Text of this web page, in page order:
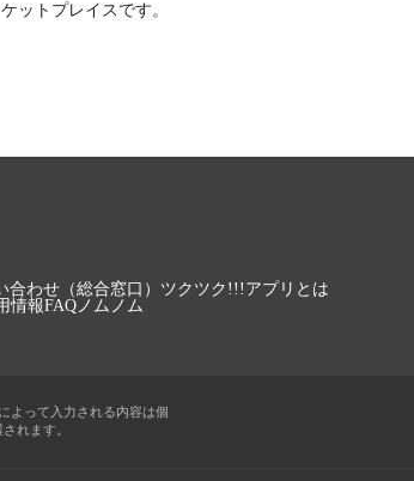
ットプレイスです。
合わせ（総合窓口）
ツクツク!!!アプリとは
情報FAQノムノム
よって入力される内容は個
れます。